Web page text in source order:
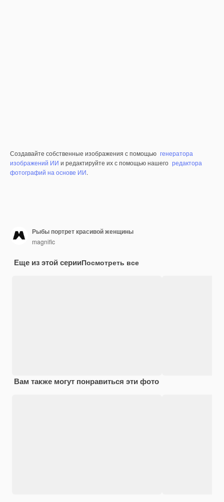
Создавайте собственные изображения с помощью генератора
изображений ИИ и редактируйте их с помощью нашего редактора
фотографий на основе ИИ.
Рыбы портрет красивой женщины
magnific
Еще из этой серииПосмотреть все
Вам также могут понравиться эти фото